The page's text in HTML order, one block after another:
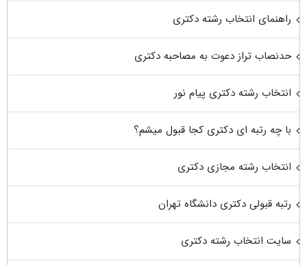
راهنمای انتخاب رشته دکتری
حدنصاب تراز دعوت به مصاحبه دکتری
انتخاب رشته دکتری پیام نور
با چه رتبه ای دکتری کجا قبول میشم؟
انتخاب رشته مجازی دکتری
رتبه قبولی دکتری دانشگاه تهران
سایت انتخاب رشته دکتری